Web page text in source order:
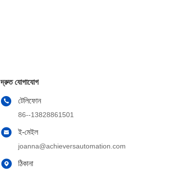
দ্রুত যোগাযোগ
টেলিফোন
86--13828861501
ই-মেইল
joanna@achieversautomation.com
ঠিকানা